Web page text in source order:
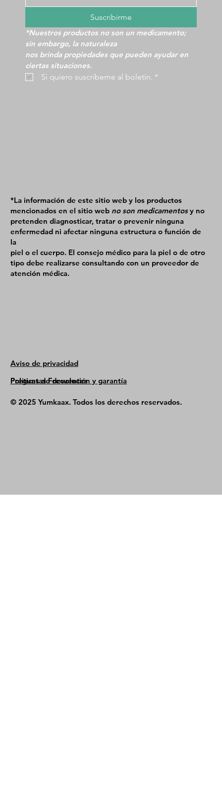
Suscribirme
*Nuestros productos no son un medicamento;
sin embargo, la naturaleza
nos brinda propiedades que pueden ayudar en
ciertas situaciones.
Sí quiero suscríbeme al boletín. *
*La información de este sitio web y los productos
mencionados en el sitio web no son medicamentosy no
pretenden diagnosticar, tratar o prevenir ninguna
enfermedad ni afectar ninguna estructura o función de
la
piel o el cuerpo. El consejo médico para la piel o de otro
tipo debe realizarse consultando con un proveedor de
atención médica.
© 2025 Yumkaax. Todos los derechos reservados.
Aviso de privacidad
Políticas de devolución y garantía
Preguntas Frecuentes